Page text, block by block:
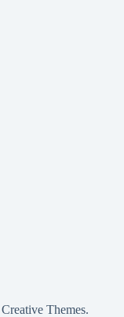
Creative Themes.